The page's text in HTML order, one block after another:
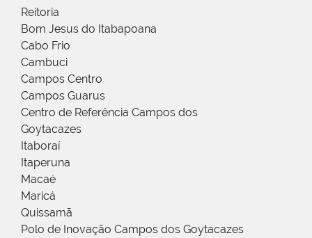
Reitoria
Bom Jesus do Itabapoana
Cabo Frio
Cambuci
Campos Centro
Campos Guarus
Centro de Referência Campos dos
Goytacazes
Itaboraí
Itaperuna
Macaé
Maricá
Quissamã
Polo de Inovação Campos dos Goytacazes